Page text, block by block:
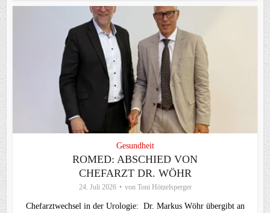
Gesundheit
ROMED: ABSCHIED VON
CHEFARZT DR. WÖHR
24. Juli 2026 von Toni Hötzelsperger
Chefarztwechsel in der Urologie: Dr. Markus Wöhr übergibt an